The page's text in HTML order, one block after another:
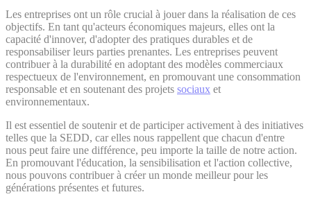
Les entreprises ont un rôle crucial à jouer dans la réalisation de ces
objectifs. En tant qu'acteurs économiques majeurs, elles ont la
capacité d'innover, d'adopter des pratiques durables et de
responsabiliser leurs parties prenantes. Les entreprises peuvent
contribuer à la durabilité en adoptant des modèles commerciaux
respectueux de l'environnement, en promouvant une consommation
responsable et en soutenant des projets sociaux et
environnementaux.
Il est essentiel de soutenir et de participer activement à des initiatives
telles que la SEDD, car elles nous rappellent que chacun d'entre
nous peut faire une différence, peu importe la taille de notre action.
En promouvant l'éducation, la sensibilisation et l'action collective,
nous pouvons contribuer à créer un monde meilleur pour les
générations présentes et futures.